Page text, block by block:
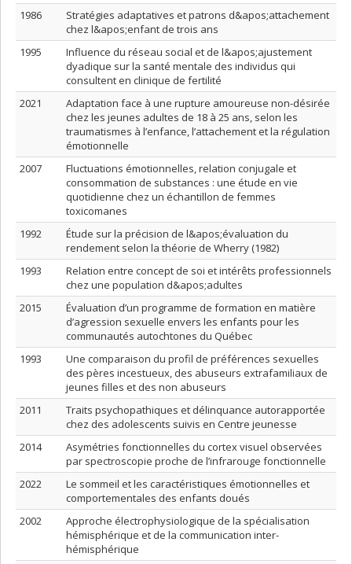
1986
Stratégies adaptatives et patrons d&apos;attachement
chez l&apos;enfant de trois ans
1995
Influence du réseau social et de l&apos;ajustement
dyadique sur la santé mentale des individus qui
consultent en clinique de fertilité
2021
Adaptation face à une rupture amoureuse non-désirée
chez les jeunes adultes de 18 à 25 ans, selon les
traumatismes à l’enfance, l’attachement et la régulation
émotionnelle
2007
Fluctuations émotionnelles, relation conjugale et
consommation de substances : une étude en vie
quotidienne chez un échantillon de femmes
toxicomanes
1992
Étude sur la précision de l&apos;évaluation du
rendement selon la théorie de Wherry (1982)
1993
Relation entre concept de soi et intérêts professionnels
chez une population d&apos;adultes
2015
Évaluation d’un programme de formation en matière
d’agression sexuelle envers les enfants pour les
communautés autochtones du Québec
1993
Une comparaison du profil de préférences sexuelles
des pères incestueux, des abuseurs extrafamiliaux de
jeunes filles et des non abuseurs
2011
Traits psychopathiques et délinquance autorapportée
chez des adolescents suivis en Centre jeunesse
2014
Asymétries fonctionnelles du cortex visuel observées
par spectroscopie proche de l’infrarouge fonctionnelle
2022
Le sommeil et les caractéristiques émotionnelles et
comportementales des enfants doués
2002
Approche électrophysiologique de la spécialisation
hémisphérique et de la communication inter-
hémisphérique